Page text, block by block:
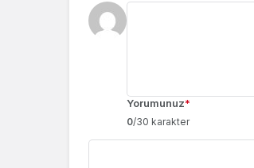
Yorumunuz*
0/30 karakter